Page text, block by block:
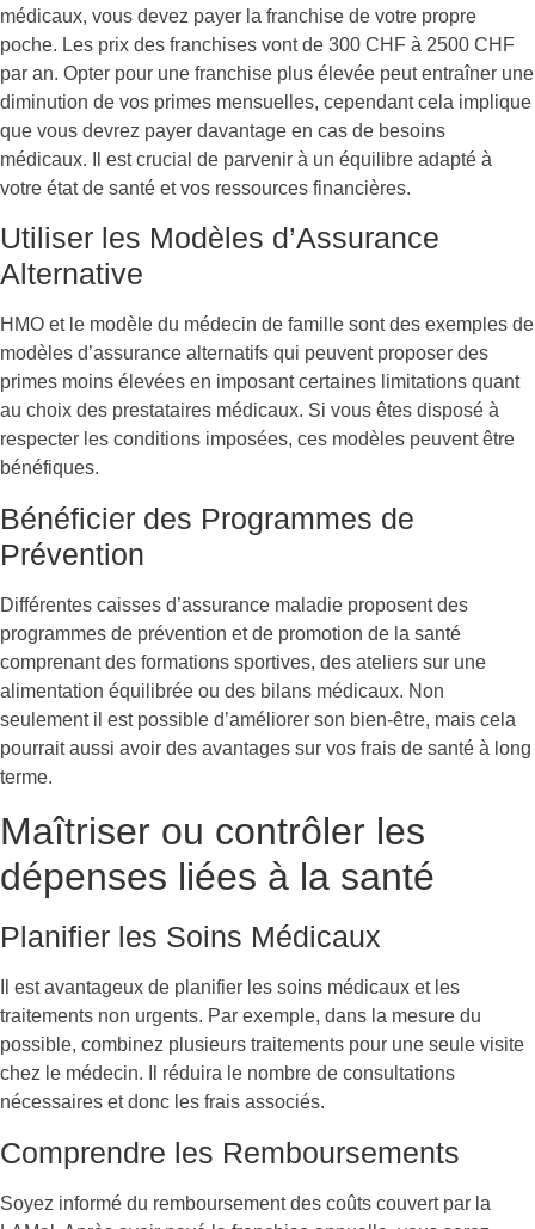
médicaux, vous devez payer la franchise de votre propre
poche. Les prix des franchises vont de 300 CHF à 2500 CHF
par an. Opter pour une franchise plus élevée peut entraîner une
diminution de vos primes mensuelles, cependant cela implique
que vous devrez payer davantage en cas de besoins
médicaux. Il est crucial de parvenir à un équilibre adapté à
votre état de santé et vos ressources financières.
Utiliser les Modèles d’Assurance
Alternative
HMO et le modèle du médecin de famille sont des exemples de
modèles d’assurance alternatifs qui peuvent proposer des
primes moins élevées en imposant certaines limitations quant
au choix des prestataires médicaux. Si vous êtes disposé à
respecter les conditions imposées, ces modèles peuvent être
bénéfiques.
Bénéficier des Programmes de
Prévention
Différentes caisses d’assurance maladie proposent des
programmes de prévention et de promotion de la santé
comprenant des formations sportives, des ateliers sur une
alimentation équilibrée ou des bilans médicaux. Non
seulement il est possible d’améliorer son bien-être, mais cela
pourrait aussi avoir des avantages sur vos frais de santé à long
terme.
Maîtriser ou contrôler les
dépenses liées à la santé
Planifier les Soins Médicaux
Il est avantageux de planifier les soins médicaux et les
traitements non urgents. Par exemple, dans la mesure du
possible, combinez plusieurs traitements pour une seule visite
chez le médecin. Il réduira le nombre de consultations
nécessaires et donc les frais associés.
Comprendre les Remboursements
Soyez informé du remboursement des coûts couvert par la